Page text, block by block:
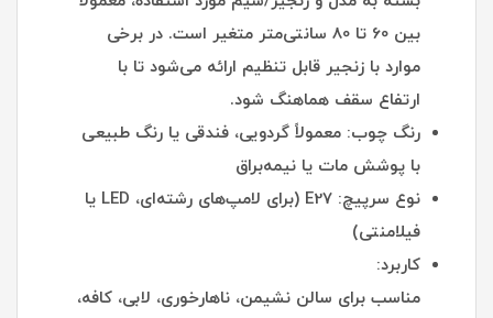
بین 60 تا 80 سانتی‌متر متغیر است. در برخی
موارد با زنجیر قابل تنظیم ارائه می‌شود تا با
ارتفاع سقف هماهنگ شود.
رنگ چوب: معمولاً گردویی، فندقی یا رنگ طبیعی
با پوشش مات یا نیمه‌براق
نوع سرپیچ: E27 (برای لامپ‌های رشته‌ای، LED یا
فیلامنتی)
کاربرد:
مناسب برای سالن نشیمن، ناهارخوری، لابی، کافه،